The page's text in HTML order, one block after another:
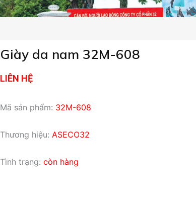
Giày da nam 32M-608
LIÊN HỆ
Mã sản phẩm: 32M-608
Thương hiệu: ASECO32
Tình trạng: còn hàng